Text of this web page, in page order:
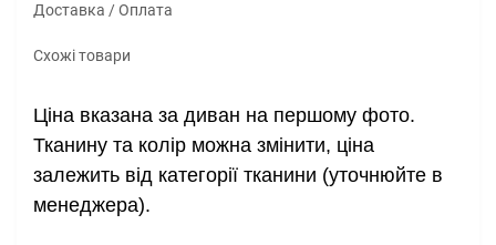
Доставка / Оплата
Схожі товари
Ціна вказана за диван на першому фото.
Тканину та колір можна змінити, ціна
залежить від категорії тканини (уточнюйте в
менеджера).